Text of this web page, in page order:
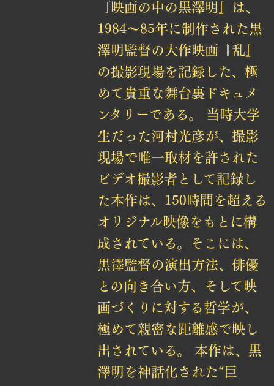
『映画の中の黒澤明』は、
1984〜85年に制作された黒
澤明監督の大作映画『乱』
の撮影現場を記録した、極
めて貴重な舞台裏ドキュメ
ンタリーである。 当時大学
生だった河村光彦が、撮影
現場で唯一取材を許された
ビデオ撮影者として記録し
た本作は、150時間を超える
オリジナル映像をもとに構
成されている。そこには、
黒澤監督の演出方法、俳優
との向き合い方、そして映
画づくりに対する哲学が、
極めて親密な距離感で映し
出されている。 本作は、黒
澤明を神話化された“巨